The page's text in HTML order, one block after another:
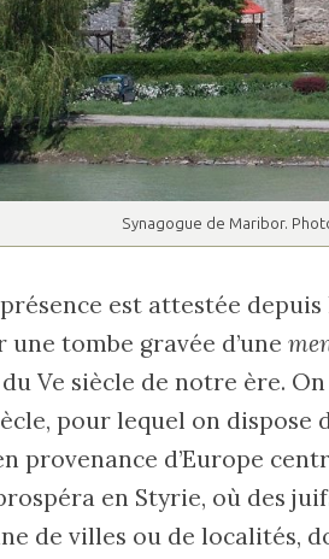
Synagogue de Maribor.
est attestée
tombe gravée d’une
Ve siècle de notre ère.
pour lequel on
provenance d’Europe
en Styrie, où des
de villes ou de localités,